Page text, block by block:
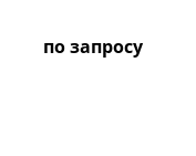
по запросу